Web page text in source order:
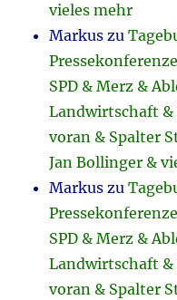
vieles mehr
Markus zu
SPD & Merz &
Landwirtschaft
voran & Spalter
Jan Bollinger &
Markus zu
SPD & Merz &
Landwirtschaft
voran & Spalter